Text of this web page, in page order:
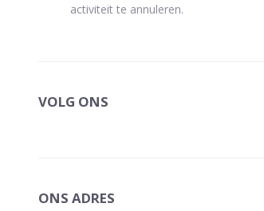
activiteit te annuleren.
VOLG ONS
ONS ADRES